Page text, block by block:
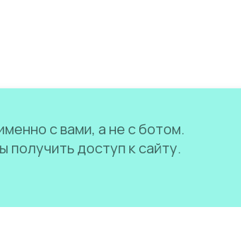
с вами, а не с ботом.
получить доступ к сайту.